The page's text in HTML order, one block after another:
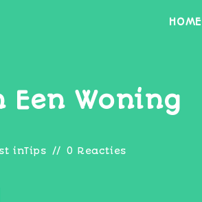
HOME
Een Woning
inTips 0 Reacties